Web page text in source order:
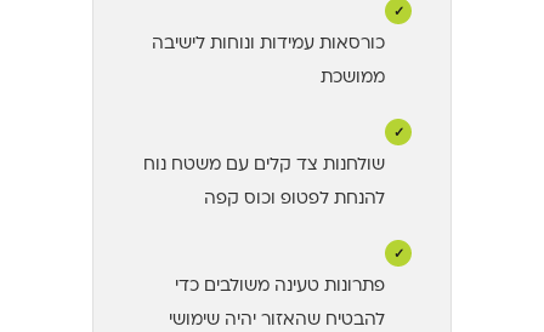
✓
כורסאות עמידות ונוחות לישיבה
ממושכת
✓
שולחנות צד קלים עם משטח נוח
להנחת לפטופ וכוס קפה
✓
פתרונות טעינה משולבים כדי
להבטיח שהאזור יהיה שימושי